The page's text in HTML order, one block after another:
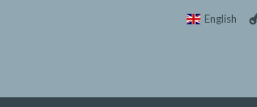
English